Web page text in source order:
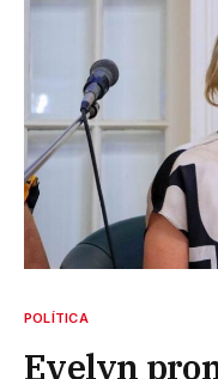
POLÍTICA
Evelyn